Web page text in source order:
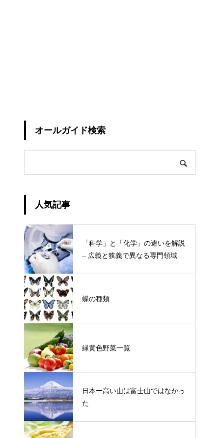
オールガイド検索
人気記事
「科学」と「化学」の違いを解説
– 広義と狭義で異なる専門領域
蝶の種類
緑黄色野菜一覧
日本一高い山は富士山ではなかっ
た